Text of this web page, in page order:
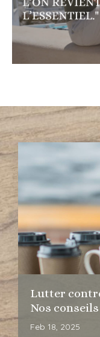
Lutter
Nos
Feb 18, 2025